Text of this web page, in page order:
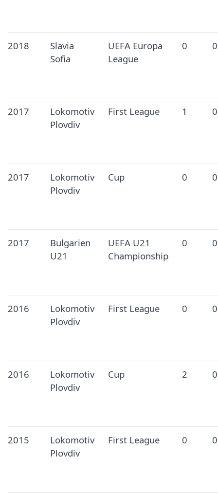
2018
Slavia
Sofia
UEFA Europa
League
0 0
2017
Lokomotiv
Plovdiv
First League 1 0
2017
Lokomotiv
Plovdiv
Cup 0 0
2017
Bulgarien
U21
UEFA U21
Championship
0 0
2016
Lokomotiv
Plovdiv
First League 0 0
2016
Lokomotiv
Plovdiv
Cup 2 0
2015
Lokomotiv
Plovdiv
First League 0 0